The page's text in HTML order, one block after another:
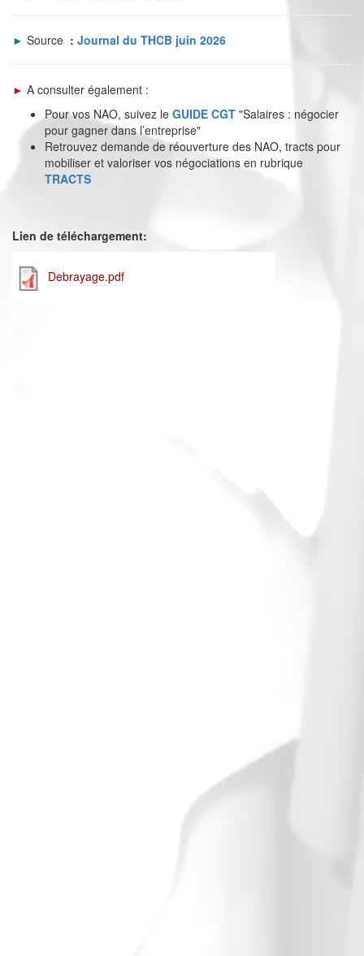
► Source : Journal du THCB juin 2026
► A consulter également :
Pour vos NAO, suivez le GUIDE CGT "Salaires : négocier
pour gagner dans l’entreprise"
Retrouvez demande de réouverture des NAO, tracts pour
mobiliser et valoriser vos négociations en rubrique
TRACTS
Lien de téléchargement:
Debrayage.pdf